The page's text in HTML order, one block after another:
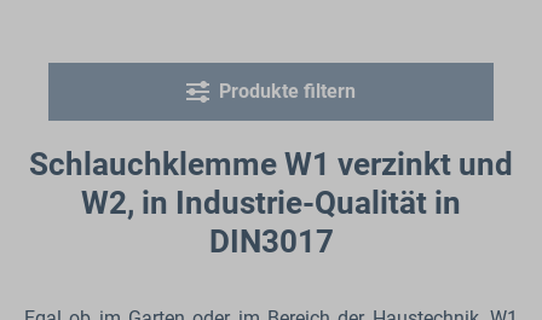
Produkte filtern
Schlauchklemme W1 verzinkt und
W2, in Industrie-Qualität in
DIN3017